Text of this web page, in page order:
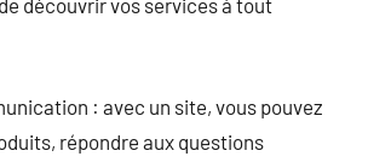
découvrir vos services à tout
: avec un site, vous pouvez
répondre aux questions